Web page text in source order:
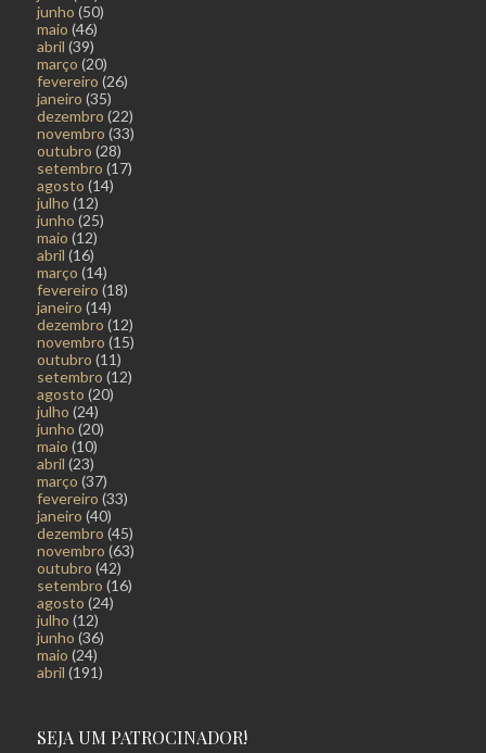
junho (50)
maio (46)
abril (39)
março (20)
fevereiro (26)
janeiro (35)
dezembro (22)
novembro (33)
outubro (28)
setembro (17)
agosto (14)
julho (12)
junho (25)
maio (12)
abril (16)
março (14)
fevereiro (18)
janeiro (14)
dezembro (12)
novembro (15)
outubro (11)
setembro (12)
agosto (20)
julho (24)
junho (20)
maio (10)
abril (23)
março (37)
fevereiro (33)
janeiro (40)
dezembro (45)
novembro (63)
outubro (42)
setembro (16)
agosto (24)
julho (12)
junho (36)
maio (24)
abril (191)
SEJA UM PATROCINADOR!